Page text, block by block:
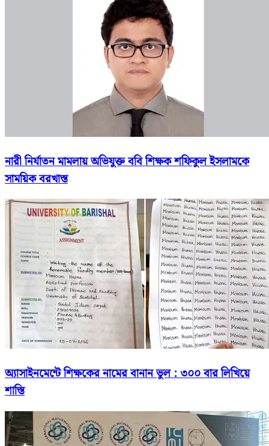
নারী নির্যাতন মামলায় অভিযুক্ত ববি শিক্ষক শফিকুল ইসলামকে
সাময়িক বরখাস্ত
অ্যাসাইনমেন্টে শিক্ষকের নামের বানান ভুল : ৩০০ বার লিখিয়ে
শাস্তি